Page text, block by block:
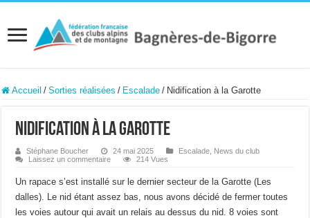
Accueil / Sorties réalisées / Escalade / Nidification à la Garotte
Nidification à la Garotte
Stéphane Boucher 24 mai 2025 Escalade News du club
Laissez un commentaire
214 Vues
Un rapace s’est installé sur le dernier secteur de la Garotte (Les
dalles). Le nid étant assez bas, nous avons décidé de fermer toutes
les voies autour qui avait un relais au dessus du nid. 8 voies sont